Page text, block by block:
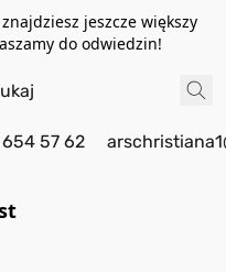
jeszcze większy
do odwiedzin!
57 62